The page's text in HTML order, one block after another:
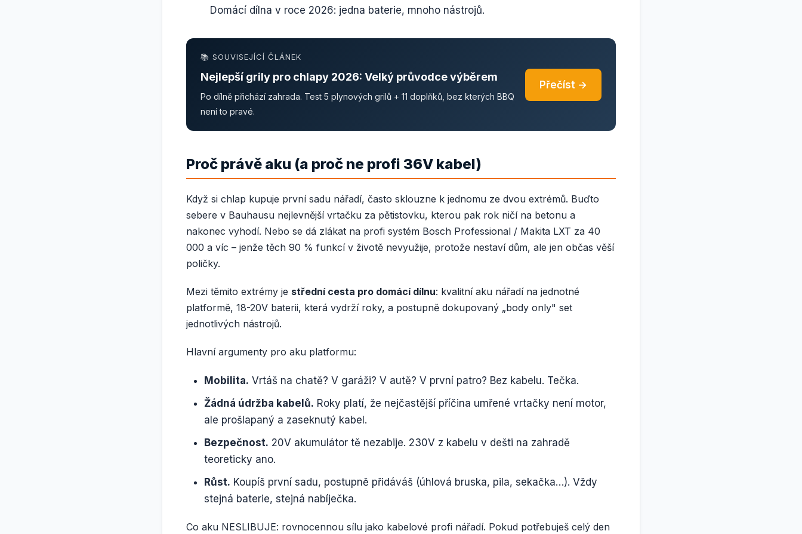
Domácí dílna v roce 2026: jedna baterie, mnoho nástrojů.
📚 SOUVISEJÍCÍ ČLÁNEK
Nejlepší grily pro chlapy 2026: Velký průvodce výběrem
Po dílně přichází zahrada. Test 5 plynových grilů + 11 doplňků, bez kterých BBQ
není to pravé.
Přečíst →
Proč právě aku (a proč ne profi 36V kabel)
Když si chlap kupuje první sadu nářadí, často sklouzne k jednomu ze dvou extrémů. Buďto
sebere v Bauhausu nejlevnější vrtačku za pětistovku, kterou pak rok ničí na betonu a
nakonec vyhodí. Nebo se dá zlákat na profi systém Bosch Professional / Makita LXT za 40
000 a víc – jenže těch 90 % funkcí v životě nevyužije, protože nestaví dům, ale jen občas věší
poličky.
Mezi těmito extrémy je střední cesta pro domácí dílnu: kvalitní aku nářadí na jednotné
platformě, 18-20V baterii, která vydrží roky, a postupně dokupovaný „body only" set
jednotlivých nástrojů.
Hlavní argumenty pro aku platformu:
Mobilita. Vrtáš na chatě? V garáži? V autě? V první patro? Bez kabelu. Tečka.
Žádná údržba kabelů. Roky platí, že nejčastější příčina umřené vrtačky není motor,
ale prošlapaný a zaseknutý kabel.
Bezpečnost. 20V akumulátor tě nezabije. 230V z kabelu v dešti na zahradě
teoreticky ano.
Růst. Koupíš první sadu, postupně přidáváš (úhlová bruska, pila, sekačka…). Vždy
stejná baterie, stejná nabíječka.
Co aku NESLIBUJE: rovnocennou sílu jako kabelové profi nářadí. Pokud potřebuješ celý den